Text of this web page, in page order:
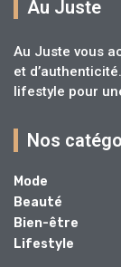
Au Juste
Au Juste vous
et
lifestyle pour
Nos
Mode
Beauté
Bien-être
Lifestyle